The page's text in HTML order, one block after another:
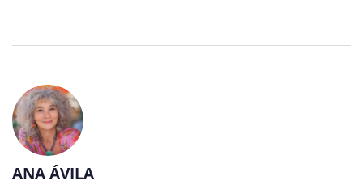
ANA ÁVILA